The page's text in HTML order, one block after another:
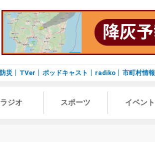
防災 TVer ポッドキャスト radiko 市町村情報
ラジオ スポーツ イベント